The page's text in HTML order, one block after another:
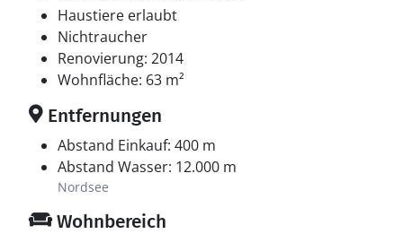
Haustiere erlaubt
Nichtraucher
Renovierung: 2014
Wohnfläche: 63 m²
Entfernungen
Abstand Einkauf: 400 m
Abstand Wasser: 12.000 m
Nordsee
Wohnbereich